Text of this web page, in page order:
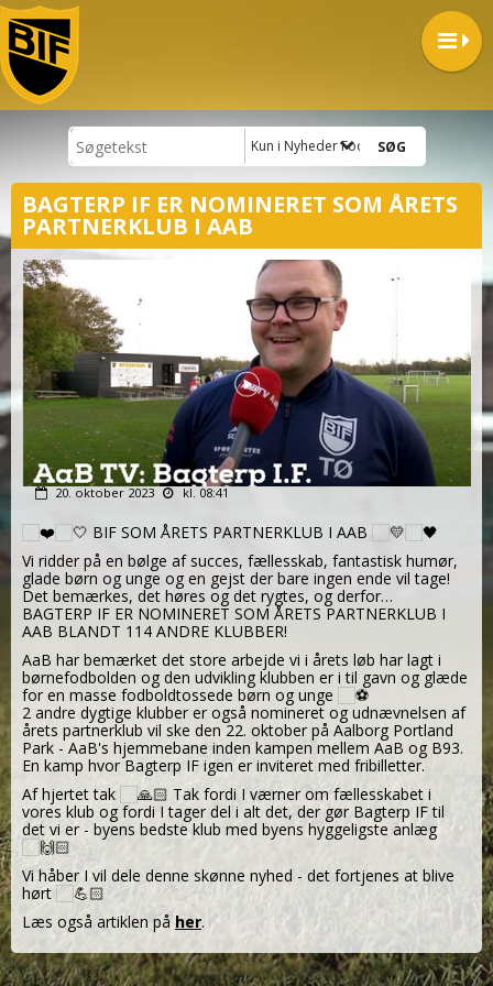
Kun i Nyheder Fodbold
BAGTERP IF ER NOMINERET SOM ÅRETS
PARTNERKLUB I AAB
20. oktober 2023 kl. 08:41
BIF SOM ÅRETS PARTNERKLUB I AAB
Vi ridder på en bølge af succes, fællesskab, fantastisk humør,
glade børn og unge og en gejst der bare ingen ende vil tage!
Det bemærkes, det høres og det rygtes, og derfor…
BAGTERP IF ER NOMINERET SOM ÅRETS PARTNERKLUB I
AAB BLANDT 114 ANDRE KLUBBER!
AaB har bemærket det store arbejde vi i årets løb har lagt i
børnefodbolden og den udvikling klubben er i til gavn og glæde
for en masse fodboldtossede børn og unge
2 andre dygtige klubber er også nomineret og udnævnelsen af
årets partnerklub vil ske den 22. oktober på Aalborg Portland
Park - AaB's hjemmebane inden kampen mellem AaB og B93.
En kamp hvor Bagterp IF igen er inviteret med fribilletter.
Af hjertet tak
Tak fordi I værner om fællesskabet i
vores klub og fordi I tager del i alt det, der gør Bagterp IF til
det vi er - byens bedste klub med byens hyggeligste anlæg
Vi håber I vil dele denne skønne nyhed - det fortjenes at blive
hørt
Læs også artiklen på her.